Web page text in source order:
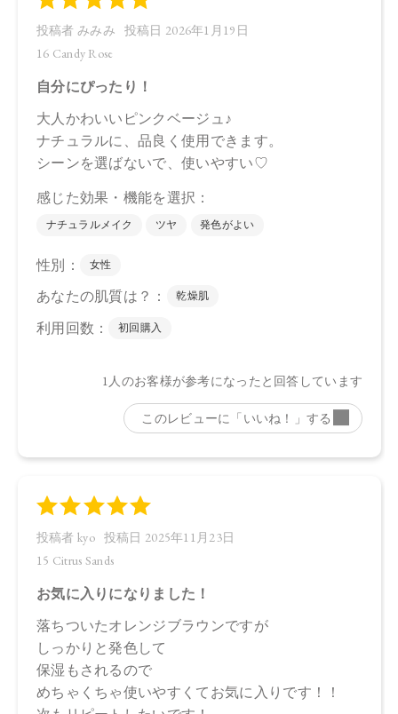
合がございます。
●パッケージのリニューアル等の理由により、成分・処方が記
載と異なる場合がございます。
●予告なくパッケージ仕様が変更になる場合がございます。